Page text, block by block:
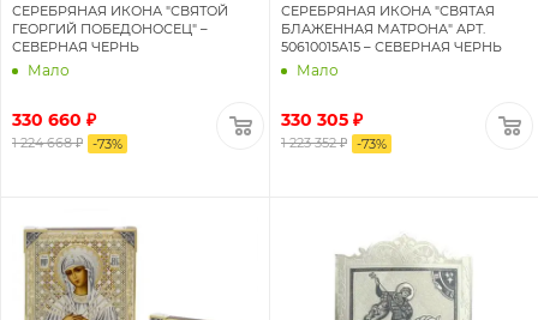
СЕРЕБРЯНАЯ ИКОНА "СВЯТОЙ
ГЕОРГИЙ ПОБЕДОНОСЕЦ" –
СЕВЕРНАЯ ЧЕРНЬ
Мало
330 660 ₽
1 224 668 ₽ -73%
СЕРЕБРЯНАЯ ИКОНА "СВЯТАЯ
БЛАЖЕННАЯ МАТРОНА" АРТ.
50610015А15 – СЕВЕРНАЯ ЧЕРНЬ
Мало
330 305 ₽
1 223 352 ₽ -73%